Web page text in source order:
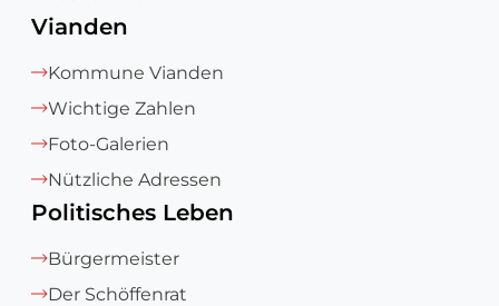
Vianden
Kommune Vianden
Wichtige Zahlen
Foto-Galerien
Nützliche Adressen
Politisches Leben
Bürgermeister
Der Schöffenrat